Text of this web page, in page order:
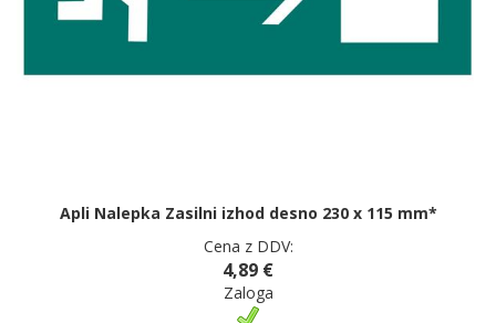
Apli Nalepka Zasilni izhod desno 230 x 115 mm*
Cena z DDV:
4,89 €
Zaloga